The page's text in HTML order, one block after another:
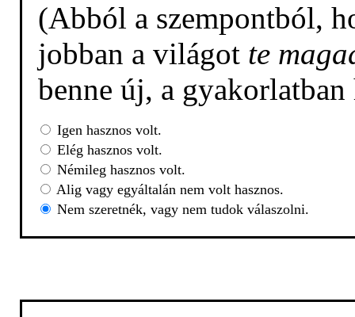
(Abból a szempontból,
jobban a világot te
benne új, a
Igen hasznos volt.
Elég hasznos volt.
Némileg hasznos volt.
Alig vagy egyáltalán nem volt hasznos.
Nem szeretnék, vagy nem tudok válaszolni.